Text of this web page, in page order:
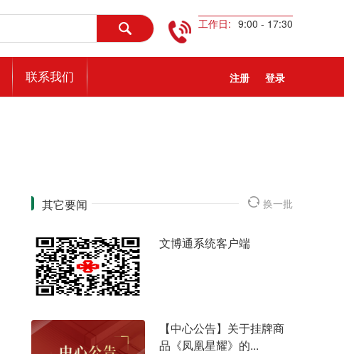
工作日: 9:00 - 17:30
联系我们 注册 登录
其它要闻 换一批
文博通系统客户端
【中心公告】关于挂牌商
品《凤凰星耀》的...